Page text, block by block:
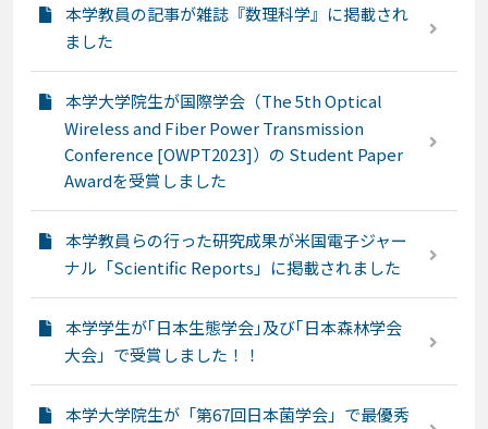
本学教員の記事が雑誌『数理科学』に掲載され
ました
本学大学院生が国際学会（The 5th Optical
Wireless and Fiber Power Transmission
Conference [OWPT2023]）の Student Paper
Awardを受賞しました
本学教員らの行った研究成果が米国電子ジャー
ナル「Scientific Reports」に掲載されました
本学学生が｢日本生態学会｣及び｢日本森林学会
大会」で受賞しました！！
本学大学院生が「第67回日本菌学会」で最優秀